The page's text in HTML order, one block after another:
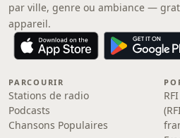
par ville, genre ou ambiance —
appareil.
PARCOURIR
Stations de radio
Podcasts
Chansons Populaires